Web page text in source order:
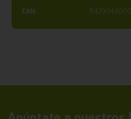
EAN: